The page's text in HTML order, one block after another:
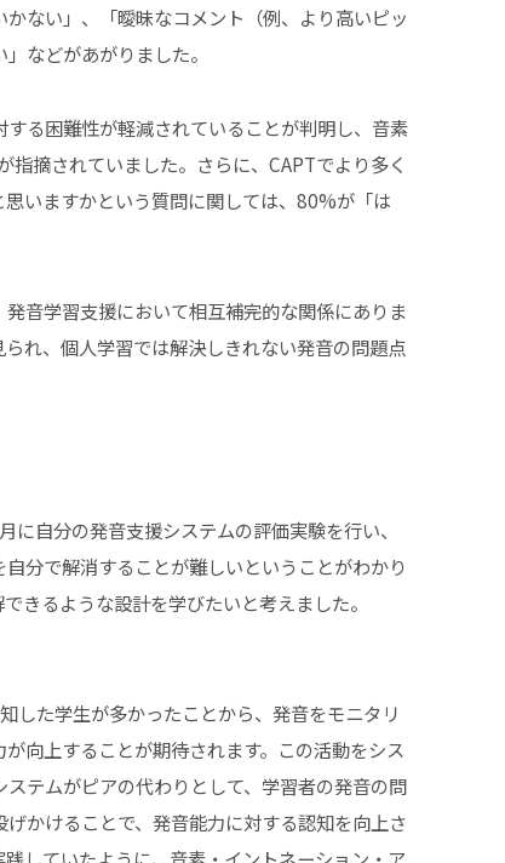
ない」、「曖昧なコメント（例、より高いピッ
などがあがりました。
る困難性が軽減されていることが判明し、音素
摘されていました。さらに、CAPTでより多く
いますかという質問に関しては、80%が「は
音学習支援において相互補完的な関係にありま
れ、個人学習では解決しきれない発音の問題点
自分の発音支援システムの評価実験を行い、
分で解消することが難しいということがわかり
きるような設計を学びたいと考えました。
た学生が多かったことから、発音をモニタリ
向上することが期待されます。この活動をシス
テムがピアの代わりとして、学習者の発音の問
かけることで、発音能力に対する認知を向上さ